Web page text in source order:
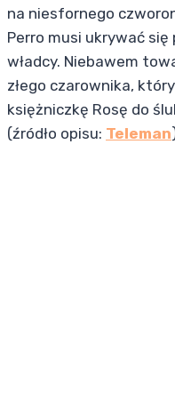
na niesfornego
Perro musi ukrywać
władcy. Niebawem
złego czarownika,
księżniczkę Rosę do
(źródło opisu: Teleman